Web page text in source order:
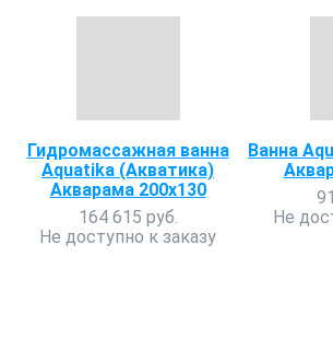
Гидромассажная ванна
Aquatika (Акватика)
Акварама 200х130
164 615 руб.
Не доступно к заказу
Ванна
Не